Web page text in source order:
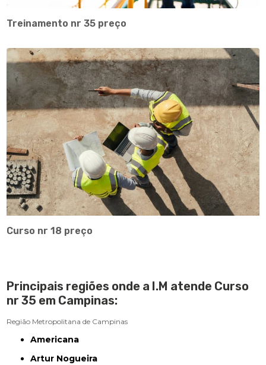
Treinamento nr 35 preço
Curso nr 18 preço
Principais regiões onde a I.M atende Curso
nr 35 em Campinas:
Região Metropolitana de Campinas
Americana
Artur Nogueira